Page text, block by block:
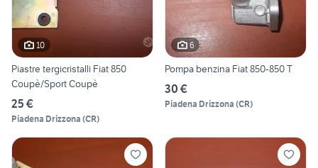
10
Piastre tergicristalli Fiat 850
Coupè/Sport Coupè
25 €
Piadena Drizzona (CR)
6
Pompa benzina Fiat 850-850 T
30 €
Piadena Drizzona (CR)